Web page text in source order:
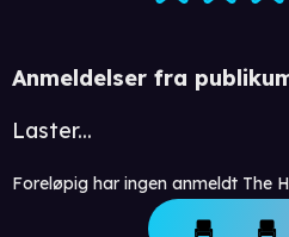
Anmeldelser fra
Laster...
Foreløpig har ingen anmeldt The